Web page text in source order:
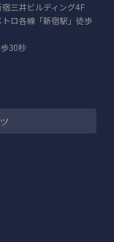
三井ビルディング4F
ロ各線「新宿駅」徒歩
30秒